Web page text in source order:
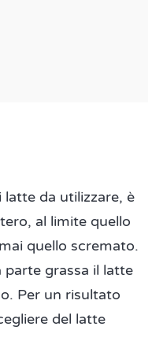
da utilizzare, è
al limite quello
quello scremato.
grassa il latte
Per un risultato
del latte